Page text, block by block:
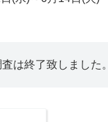
は終了致しました。